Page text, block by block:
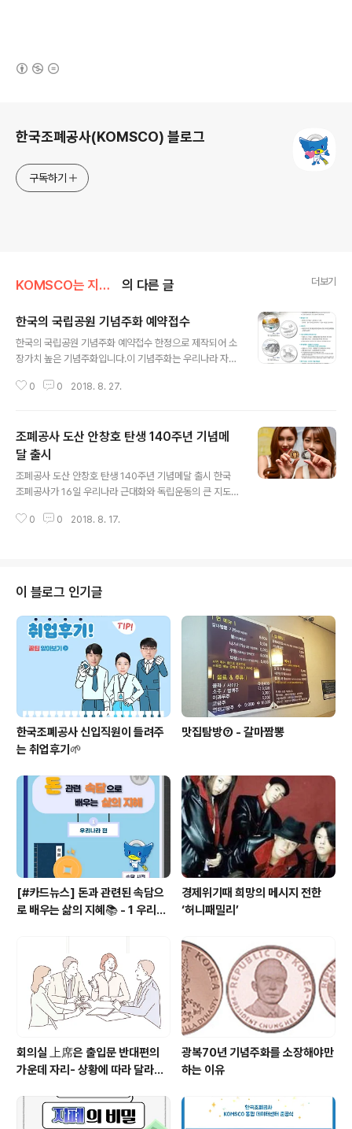
한국조폐공사(KOMSCO) 블로그
구독하기
KOMSCO는 지금/KOMSCO 사업&기술 의 다른 글 더보기
한국의 국립공원 기념주화 예약접수
한국의 국립공원 기념주화 예약접수 한정으로 제작되어 소
장가치 높은 기념주화입니다.이 기념주화는 우리나라 자연
리즈 기념주화로서 약 7년 동안 우리나라의 22개 국립공
9.11.(화) ★ 예약방법 - 오프라인 : 농협은행, 우리은행 창
구 - 온라인 : 농협은행, 우리은행 홈페이지 ☞ 예약접수 바
로가기 : https://banking.nonghyup.com/servlet/IP
NL5112R.view https://spot.wooribank.com/pot/
0 0 2018. 8. 27.
조폐공사 도산 안창호 탄생 140주년 기념메
달 출시
조폐공사 도산 안창호 탄생 140주년 기념메달 출시 한국
조폐공사가 16일 우리나라 근대화와 독립운동의 큰 지도
생 140주년 기념메달’을 선보였습니다. 기념메달은 금(순
0 0 2018. 8. 17.
이 블로그 인기글
한국조폐공사 신입직원이 들려주
는 취업후기🌱
맛집탐방⑦ - 갈마짬뽕
[#카드뉴스] 돈과 관련된 속담으
로 배우는 삶의 지혜📚 - 1 우리나
경제위기때 희망의 메시지 전한
‘허니패밀리’
회의실 上席은 출입문 반대편의
가운데 자리- 상황에 따라 달라지
광복70년 기념주화를 소장해야만
하는 이유